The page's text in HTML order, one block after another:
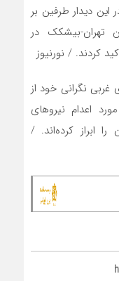
این دیدار طرفین بر
تهران-بیشکک در
کردند. / نورنیوز
غربی نگرانی خود از
اعدام نیروهای
ابراز کرده‌اند. /